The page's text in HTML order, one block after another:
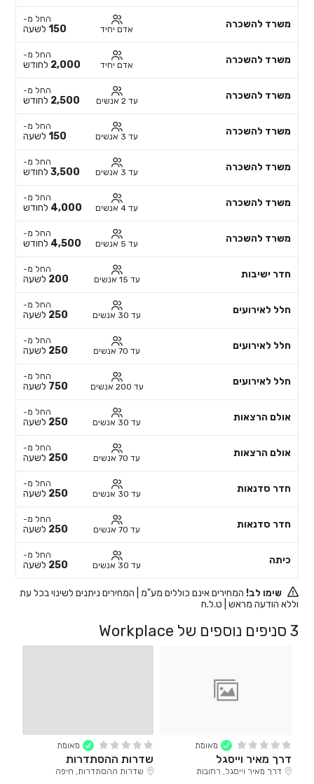
משרד להשכרה אדם יחיד
החל מ-
150 לשעה
משרד להשכרה אדם יחיד
החל מ-
2,000 לחודש
משרד להשכרה עד 2 אנשים
החל מ-
2,500 לחודש
משרד להשכרה עד 3 אנשים
החל מ-
150 לשעה
משרד להשכרה עד 3 אנשים
החל מ-
3,500 לחודש
משרד להשכרה עד 4 אנשים
החל מ-
4,000 לחודש
משרד להשכרה עד 5 אנשים
החל מ-
4,500 לחודש
חדר ישיבות עד 15 אנשים
החל מ-
200 לשעה
חלל לאירועים עד 30 אנשים
החל מ-
250 לשעה
חלל לאירועים עד 70 אנשים
החל מ-
250 לשעה
חלל לאירועים עד 200 אנשים
החל מ-
750 לשעה
אולם הרצאות עד 30 אנשים
החל מ-
250 לשעה
אולם הרצאות עד 70 אנשים
החל מ-
250 לשעה
חדר סדנאות עד 30 אנשים
החל מ-
250 לשעה
חדר סדנאות עד 70 אנשים
החל מ-
250 לשעה
כיתה עד 30 אנשים
החל מ-
250 לשעה
שימו לב! המחירים אינם כוללים מע"מ | המחירים ניתנים לשינוי בכל עת
וללא הודעה מראש | ט.ל.ח
3 סניפים נוספים של Workplace
מאומת
דרך מאיר וייסגל
דרך מאיר וייסגל, רחובות
מאומת
שדרות ההסתדרות
שדרות ההסתדרות, חיפה